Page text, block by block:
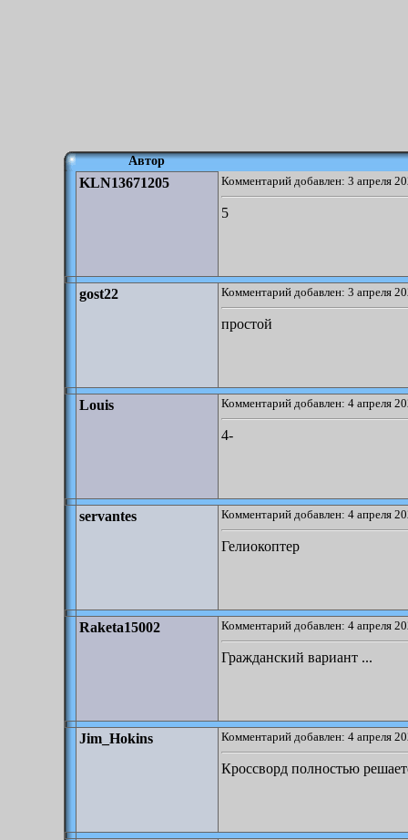
Автор
KLN13671205 Комментарий добавлен: 3 апреля
5
gost22 Комментарий добавлен: 3 апреля
простой
Louis Комментарий добавлен: 4 апреля
4-
servantes Комментарий добавлен: 4 апреля
Гелиокоптер
Raketa15002 Комментарий добавлен: 4 апреля
Гражданский вариант ...
Jim_Hokins Комментарий добавлен: 4 апреля
Кроссворд полностью